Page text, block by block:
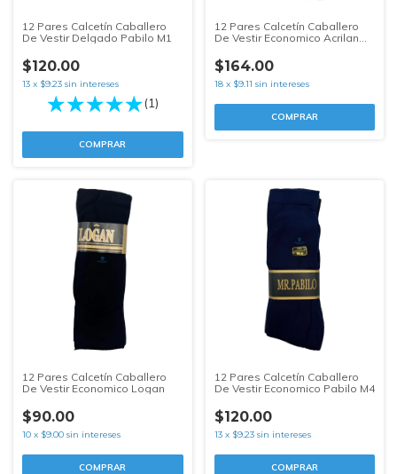
12 Pares Calcetín Caballero
De Vestir Delgado Pabilo M1
$120.00
13 x $9.23 sin intereses
(1)
COMPRAR
12 Pares Calcetín Caballero
De Vestir Economico Acrilan
$164.00
18 x $9.11 sin intereses
COMPRAR
12 Pares Calcetín Caballero
De Vestir Economico Logan
$90.00
10 x $9.00 sin intereses
COMPRAR
12 Pares Calcetín Caballero
De Vestir Economico Pabilo M4
$120.00
13 x $9.23 sin intereses
COMPRAR